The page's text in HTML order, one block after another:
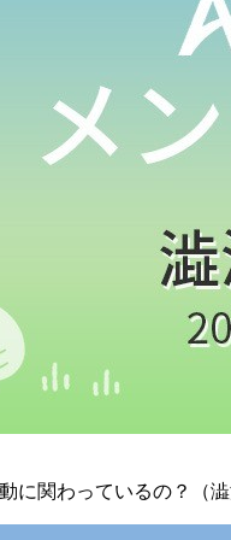
に関わっているの？（